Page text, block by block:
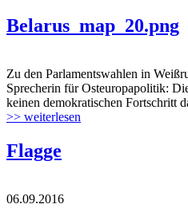
Belarus_map_20.png
Zu den Parlamentswahlen in
Sprecherin für Osteuropapolitik:
keinen demokratischen Fortschritt
>> weiterlesen
Flagge
06.09.2016